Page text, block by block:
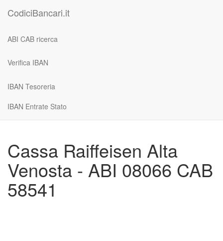
CodiciBancari.it
ABI CAB ricerca
Verifica IBAN
IBAN Tesoreria
IBAN Entrate Stato
Cassa Raiffeisen Alta
Venosta - ABI 08066 CAB
58541